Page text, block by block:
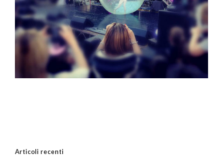
Articoli recenti